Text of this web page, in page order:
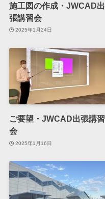
施工図の作成・JWCAD出
張講習会
2025年1月24日
ご要望・JWCAD出張講習
会
2025年1月16日